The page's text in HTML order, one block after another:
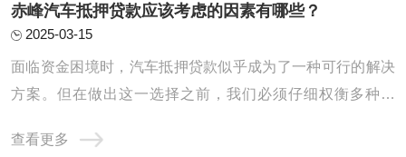
赤峰汽车抵押贷款应该考虑的因素有哪些？
2025-03-15
面临资金困境时，汽车抵押贷款似乎成为了一种可行的解决
方案。但在做出这一选择之前，我们必须仔细权衡多种因
障我们的利益。接下来，我们将深入探讨汽车抵押贷款前不
查看更多